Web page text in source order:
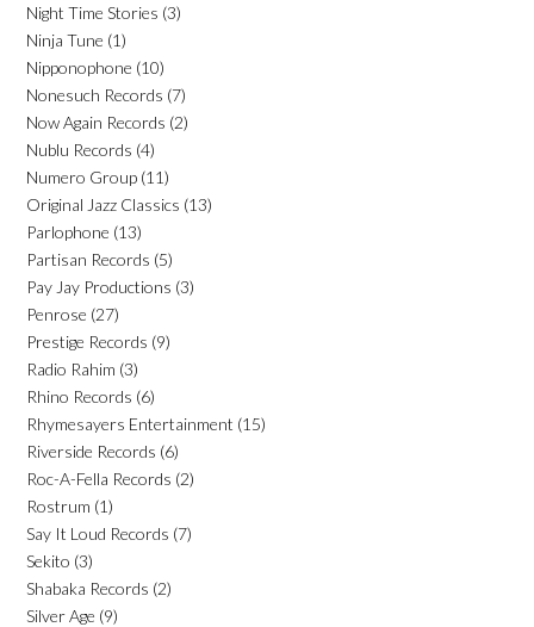
Night Time Stories (3)
Ninja Tune (1)
Nipponophone (10)
Nonesuch Records (7)
Now Again Records (2)
Nublu Records (4)
Numero Group (11)
Original Jazz Classics (13)
Parlophone (13)
Partisan Records (5)
Pay Jay Productions (3)
Penrose (27)
Prestige Records (9)
Radio Rahim (3)
Rhino Records (6)
Rhymesayers Entertainment (15)
Riverside Records (6)
Roc-A-Fella Records (2)
Rostrum (1)
Say It Loud Records (7)
Sekito (3)
Shabaka Records (2)
Silver Age (9)